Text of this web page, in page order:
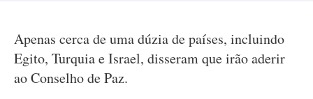
Apenas cerca de uma dúzia de países, incluindo
Egito, Turquia e Israel, disseram que irão aderir
ao Conselho de Paz.